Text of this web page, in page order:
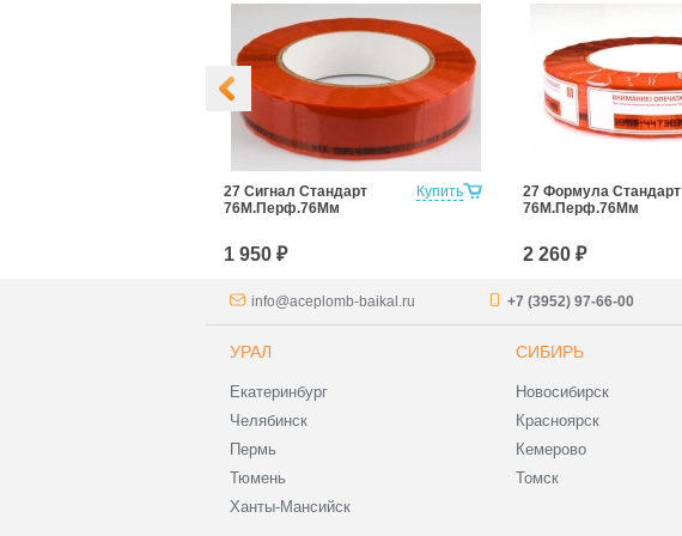
Купить
27 Сигнал Стандарт
76М.Перф.76Мм
1 950 ₽
27 Формула Стандарт
76М.Перф.76Мм
2 260 ₽
info@aceplomb-baikal.ru +7 (3952) 97-66-00
УРАЛ
Екатеринбург
Челябинск
Пермь
Тюмень
Ханты-Мансийск
СИБИРЬ
Новосибирск
Красноярск
Кемерово
Томск